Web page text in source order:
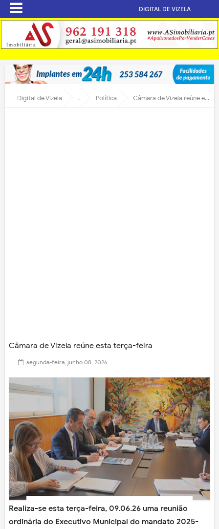
DIGITAL DE VIZELA
Digital de Vizela . Política Câmara de Vizela reúne esta terça-feira
Câmara de Vizela reúne esta terça-feira
segunda-feira, junho 08, 2026
Realiza-se esta terça-feira, 09.06.26 uma reunião
ordinária do Executivo Municipal do mandato 2025-